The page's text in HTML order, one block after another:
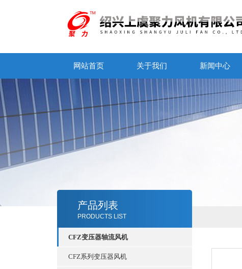
网站首页 关于我们 新闻中心
产品列表
PRODUCTS LIST
CFZ变压器轴流风机
CFZ系列变压器风机